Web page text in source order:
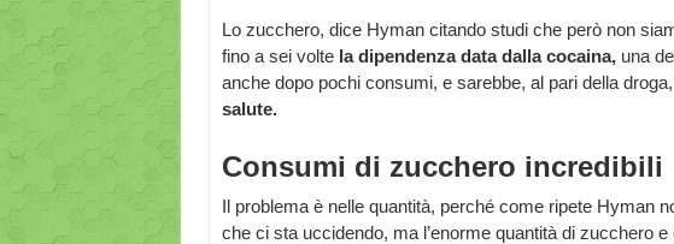
Lo zucchero, dice Hyman citando studi che però non
fino a sei volte la dipendenza data dalla cocaina, una
anche dopo pochi consumi, e sarebbe, al pari della droga,
salute.
Consumi di zucchero incredibili
Il problema è nelle quantità, perché come ripete Hyman
che ci sta uccidendo, ma l’enorme quantità di zucchero